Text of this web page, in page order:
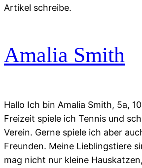
Artikel schreibe.
Amalia Smith
Hallo Ich bin Amalia Smith, 5a,
Freizeit spiele ich Tennis und
Verein. Gerne spiele ich aber
Freunden. Meine Lieblingstiere
mag nicht nur kleine